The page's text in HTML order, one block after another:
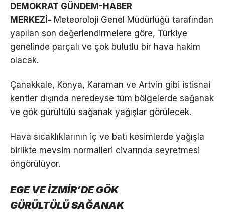
DEMOKRAT GÜNDEM-HABER
MERKEZİ- Meteoroloji Genel Müdürlüğü tarafından
yapılan son değerlendirmelere göre, Türkiye
genelinde parçalı ve çok bulutlu bir hava hakim
olacak.
Çanakkale, Konya, Karaman ve Artvin gibi istisnai
kentler dışında neredeyse tüm bölgelerde sağanak
ve gök gürültülü sağanak yağışlar görülecek.
Hava sıcaklıklarının iç ve batı kesimlerde yağışla
birlikte mevsim normalleri civarında seyretmesi
öngörülüyor.
EGE VE İZMİR’DE GÖK
GÜRÜLTÜLÜ SAĞANAK